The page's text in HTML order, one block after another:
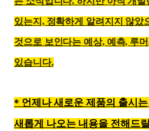
있는지, 정확하게 알려지지 않았
것으로 보인다는 예상, 예측, 루
있습니다.
* 언제나 새로운 제품의 출시
새롭게 나오는 내용을 전해드